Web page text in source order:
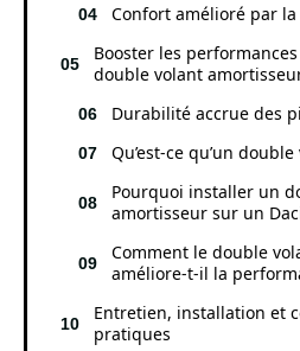
Confort amélioré par
Booster les
double volant
Durabilité accrue des
Qu’est-ce qu’un
Pourquoi installer un
amortisseur sur un
Comment le double
améliore-t-il la
Entretien, installation et
pratiques